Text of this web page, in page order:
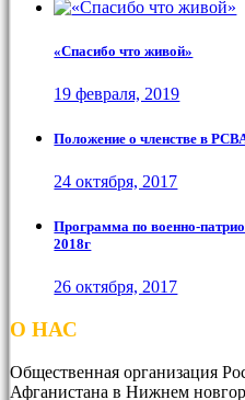
«Спасибо что живой»
19 февраля, 2019
Положение о членстве в
24 октября, 2017
Программа по военно-
2018г
26 октября, 2017
О НАС
Общественная организация
Афганистана в Нижнем